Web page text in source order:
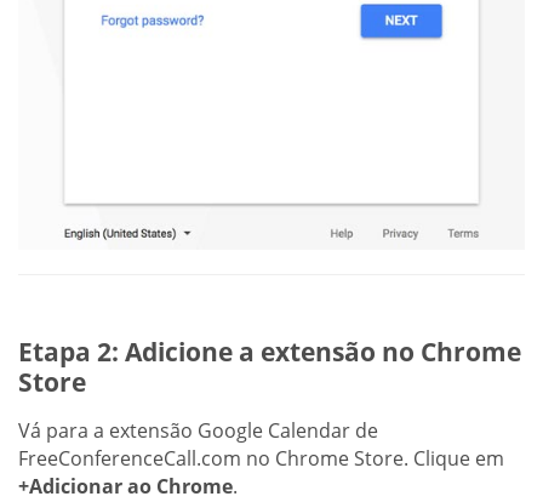
Etapa 2: Adicione a extensão no Chrome
Store
Vá para a extensão Google Calendar de
FreeConferenceCall.com no Chrome Store. Clique em
+Adicionar ao Chrome.